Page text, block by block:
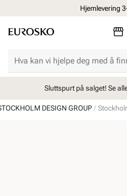
Hjemlevering
Sluttspurt på salget! Se
DESIGN GROUP